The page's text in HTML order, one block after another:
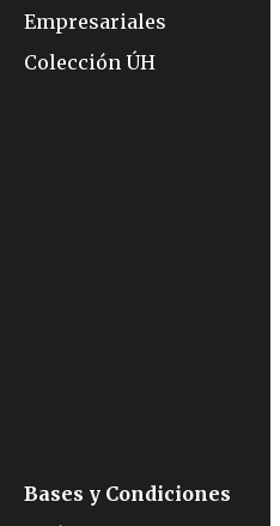
Empresariales
Colección ÚH
Bases y Condiciones